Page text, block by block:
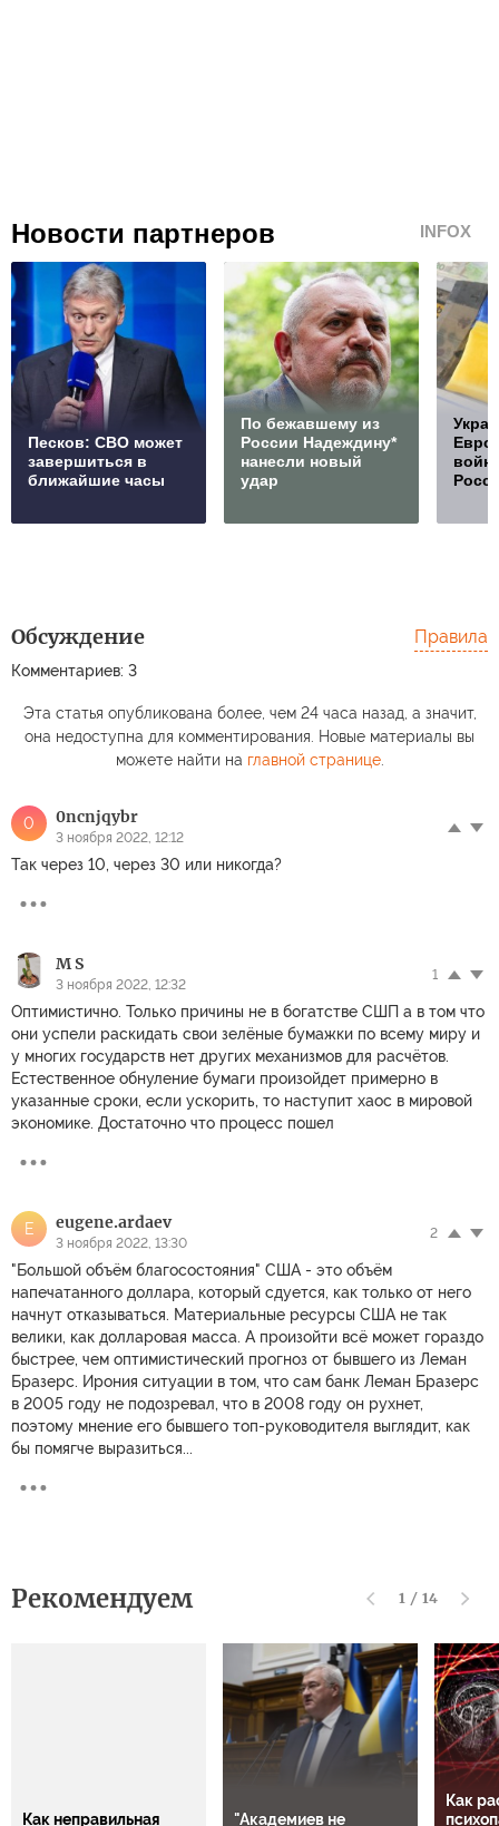
Новости партнеров INFOX
Песков: СВО может
завершиться в
ближайшие часы
По бежавшему из
России Надеждину*
нанесли новый
удар
Обсуждение
Комментариев: 3
Правила
Эта статья опубликована более, чем 24 часа назад, а значит,
она недоступна для комментирования. Новые материалы вы
можете найти на главной странице.
0 0ncnjqybr
3 ноября 2022, 12:12
Так через 10, через 30 или никогда?
M S
3 ноября 2022, 12:32
1
Оптимистично. Только причины не в богатстве СШП а в том что
они успели раскидать свои зелёные бумажки по всему миру и
у многих государств нет других механизмов для расчётов.
Естественное обнуление бумаги произойдет примерно в
указанные сроки, если ускорить, то наступит хаос в мировой
экономике. Достаточно что процесс пошел
E eugene.ardaev
3 ноября 2022, 13:30
2
"Большой объём благосостояния" США - это объём
напечатанного доллара, который сдуется, как только от него
начнут отказываться. Материальные ресурсы США не так
велики, как долларовая масса. А произойти всё может гораздо
быстрее, чем оптимистический прогноз от бывшего из Леман
Бразерс. Ирония ситуации в том, что сам банк Леман Бразерс
в 2005 году не подозревал, что в 2008 году он рухнет,
поэтому мнение его бывшего топ-руководителя выглядит, как
бы помягче выразиться...
Рекомендуем 1 / 14
Как неправильная
"Академиев не
Как